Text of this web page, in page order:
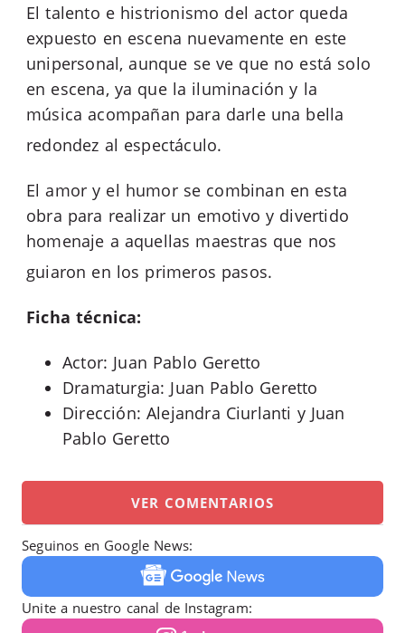
El talento e histrionismo del actor queda
expuesto en escena nuevamente en este
unipersonal, aunque se ve que no está solo
en escena, ya que la iluminación y la
música acompañan para darle una bella
redondez al espectáculo.
El amor y el humor se combinan en esta
obra para realizar un emotivo y divertido
homenaje a aquellas maestras que nos
guiaron en los primeros pasos.
Ficha técnica:
Actor: Juan Pablo Geretto
Dramaturgia: Juan Pablo Geretto
Dirección: Alejandra Ciurlanti y Juan
Pablo Geretto
VER COMENTARIOS
Seguinos en Google News:
Unite a nuestro canal de Instagram: